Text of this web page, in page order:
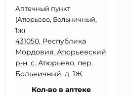
Аптечный пункт
(Атюрьево, Больничный,
1ж)
431050, Республика
Мордовия, Атюрьевский
р-н, с. Атюрьево, пер.
Больничный, д. 1Ж
Кол-во в аптеке